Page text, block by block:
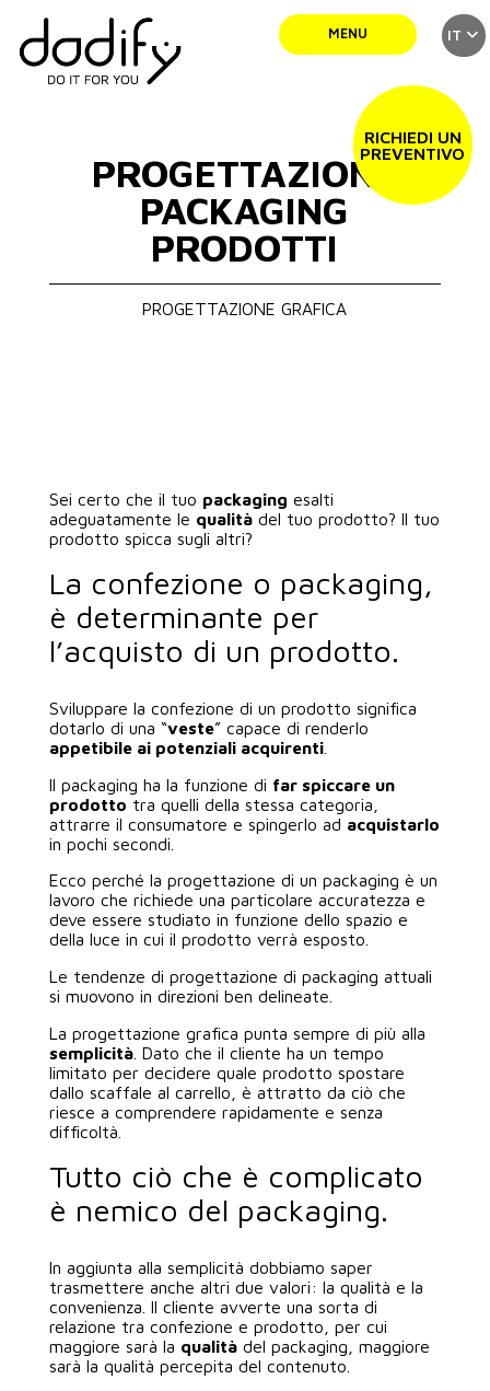
MENU
TEAM
PORTFOLIO
AREA CLIENTI
IT
PROGETTAZIONE
PACKAGING
PRODOTTI
PROGETTAZIONE GRAFICA
Sei certo che il tuo packaging esalti
adeguatamente le qualitàdel tuo prodotto? Il tuo
prodotto spicca sugli altri?
La confezione o packaging,
è determinante per
l’acquisto di un prodotto.
Sviluppare la confezione di un prodotto significa
dotarlo di una “veste” capace di renderlo
appetibile ai potenziali acquirenti.
Il packaging ha la funzione di far spiccare un
prodotto tra quelli della stessa categoria,
attrarre il consumatore e spingerlo ad acquistarlo
in pochi secondi.
Ecco perché la progettazione di un packaging è un
lavoro che richiede una particolare accuratezza e
deve essere studiato in funzione dello spazio e
della luce in cui il prodotto verrà esposto.
Le tendenze di progettazione di packaging attuali
si muovono in direzioni ben delineate.
La progettazione grafica punta sempre di più alla
semplicità. Dato che il cliente ha un tempo
limitato per decidere quale prodotto spostare
dallo scaffale al carrello, è attratto da ciò che
riesce a comprendere rapidamente e senza
difficoltà.
Tutto ciò che è complicato
è nemico del packaging.
In aggiunta alla semplicità dobbiamo saper
trasmettere anche altri due valori: la qualità e la
convenienza. Il cliente avverte una sorta di
relazione tra confezione e prodotto, per cui
maggiore sarà la qualitàdel packaging, maggiore
sarà la qualità percepita del contenuto.
RICHIEDI UN
PREVENTIVO